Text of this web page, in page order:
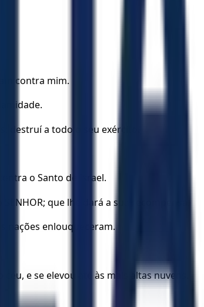
contra mim.
destruí a todo o seu exército.
o Santo de Israel.
que lhe dará a sua recompensa.
nações enlouqueceram.
e se elevou até às mais altas nuvens.